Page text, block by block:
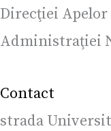
Direcţiei
Administraţiei
Contact
strada